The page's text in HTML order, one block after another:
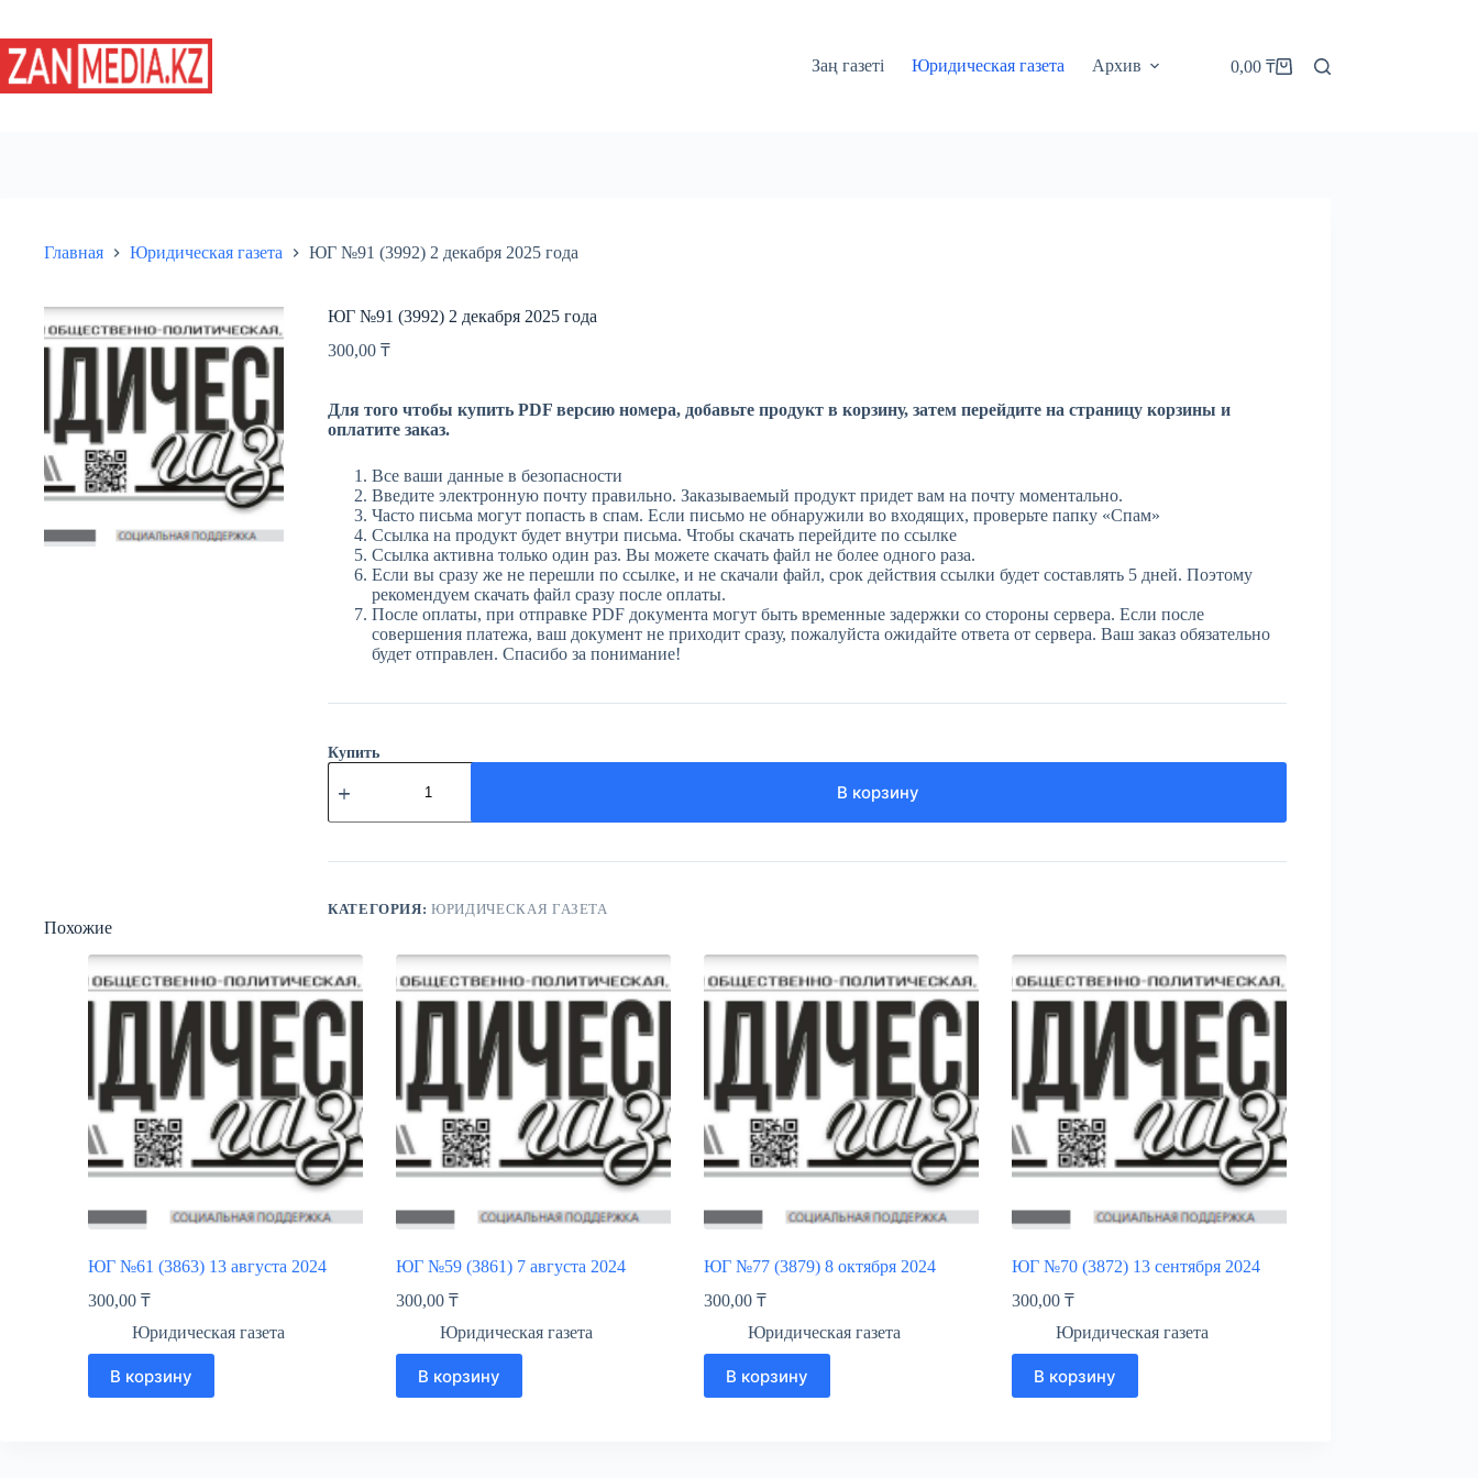
сути
Заң газеті
Юридическая газета Архив Корзина
0,00 ₸
Главная Юридическая газета ЮГ №91 (3992) 2 декабря 2025 года
ЮГ №91 (3992) 2 декабря 2025 года
300,00 ₸
Для того чтобы купить PDF версию номера, добавьте продукт в корзину, затем перейдите на страницу корзины и
оплатите заказ.
Все ваши данные в безопасности
Введите электронную почту правильно. Заказываемый продукт придет вам на почту моментально.
Часто письма могут попасть в спам. Если письмо не обнаружили во входящих, проверьте папку «Спам»
Ссылка на продукт будет внутри письма. Чтобы скачать перейдите по ссылке
Ссылка активна только один раз. Вы можете скачать файл не более одного раза.
Если вы сразу же не перешли по ссылке, и не скачали файл, срок действия ссылки будет составлять 5 дней. Поэтому
рекомендуем скачать файл сразу после оплаты.
После оплаты, при отправке PDF документа могут быть временные задержки со стороны сервера. Если после
совершения платежа, ваш документ не приходит сразу, пожалуйста ожидайте ответа от сервера. Ваш заказ обязательно
будет отправлен. Спасибо за понимание!
Купить
Количество
товара
№91
2
2025
года
В корзину
КАТЕГОРИЯ:ЮРИДИЧЕСКАЯ ГАЗЕТА
Похожие
ЮГ №61 (3863) 13 августа 2024
300,00 ₸
Юридическая газета
В корзину
ЮГ №59 (3861) 7 августа 2024
300,00 ₸
Юридическая газета
В корзину
ЮГ №77 (3879) 8 октября 2024
300,00 ₸
Юридическая газета
В корзину
ЮГ №70 (3872) 13 сентября 2024
300,00 ₸
Юридическая газета
В корзину